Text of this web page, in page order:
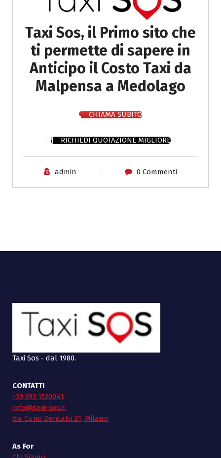
Taxi Sos, il Primo sito che
ti permette di sapere in
Anticipo il Costo Taxi da
Malpensa a Medolago
CHIAMA SUBITO
RICHIEDI QUOTAZIONE MIGLIORE
admin 0 Commenti
Taxi Sos - dal 1980.
CONTATTI
+39 393 1520041
info@taxi-sos.it
Via Curio Dentato 21, Milano
As For